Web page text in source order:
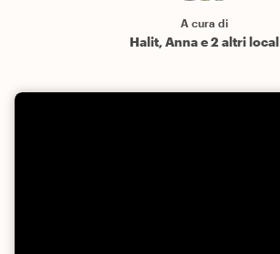
A cura di
Halit, Anna e 2 altri local